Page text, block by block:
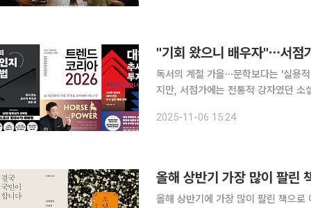
"기회 왔으니 배우자"⋯서점
독서의 계절 가을⋯문학보다는 '실용적인' 경제·경영서 인기 독
지만, 서점가에는 전통적 강자였던 소
2025-11-06 15:24
올해 상반기 가장 많이 팔린
올해 상반기에 가장 많이 팔린 책으